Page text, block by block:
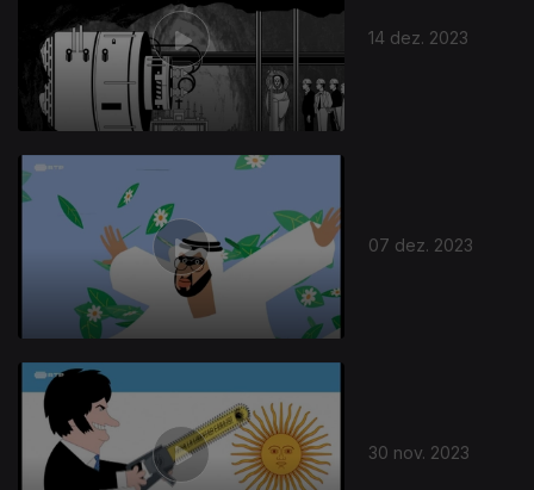
14 dez. 2023
07 dez. 2023
30 nov. 2023